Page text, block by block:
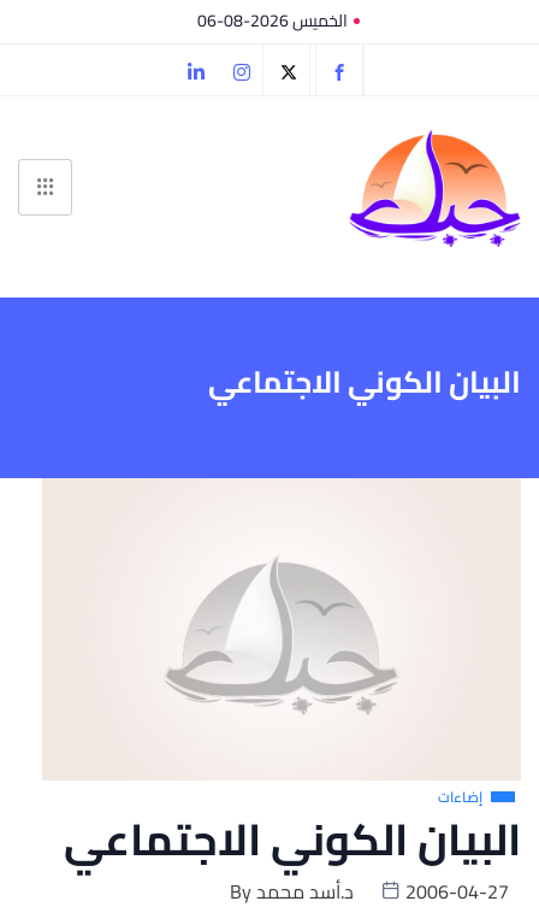
الخميس 2026-08-06
البيان الكوني الاجتماعي
إضاءات
البيان الكوني الاجتماعي
Byد.أسد محمد
2006-04-27